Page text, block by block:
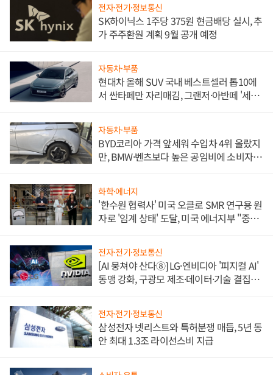
전자·전기·정보통신
SK하이닉스 1주당 375원 현금배당 실시, 추
가 주주환원 계획 9월 공개 예정
자동차·부품
현대차 올해 SUV 국내 베스트셀러 톱10에
서 싼타페만 자리매김, 그랜저·아반떼 '세단
자동차·부품
BYD코리아 가격 앞세워 수입차 4위 올랐지
만, BMW·벤츠보다 높은 공임비에 소비자
화학·에너지
'한수원 협력사' 미국 오클로 SMR 연구용 원
자로 '임계 상태' 도달, 미국 에너지부 "중요
전자·전기·정보통신
[AI 뭉쳐야 산다⑧] LG·엔비디아 '피지컬 AI'
동맹 강화, 구광모 제조·데이터·기술 결집
전자·전기·정보통신
삼성전자 넷리스트와 특허분쟁 매듭, 5년 동
안 최대 1.3조 라이선스비 지급